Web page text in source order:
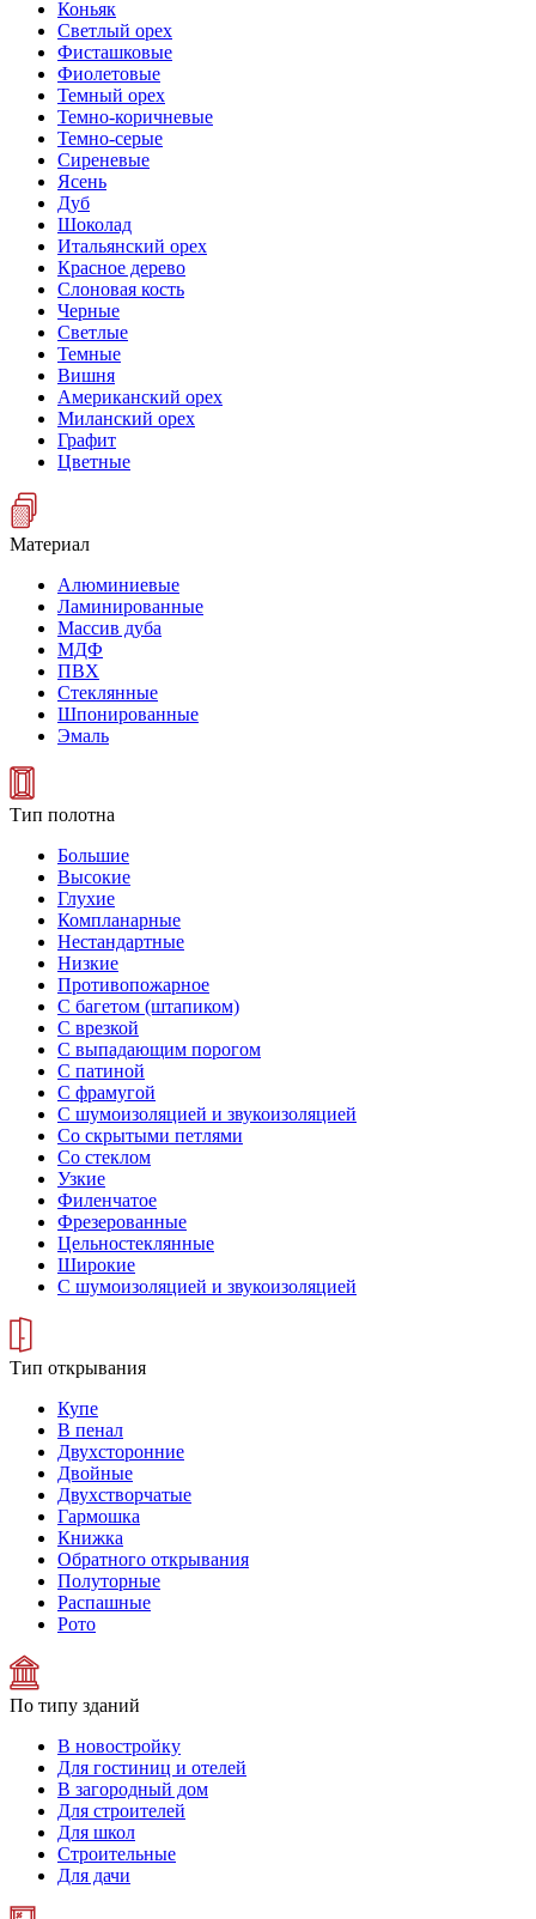
Коньяк
Светлый орех
Фисташковые
Фиолетовые
Темный орех
Темно-коричневые
Темно-серые
Сиреневые
Ясень
Дуб
Шоколад
Итальянский орех
Красное дерево
Слоновая кость
Черные
Светлые
Темные
Вишня
Американский орех
Миланский орех
Графит
Цветные
Материал
Алюминиевые
Ламинированные
Массив дуба
МДФ
ПВХ
Стеклянные
Шпонированные
Эмаль
Тип полотна
Большие
Высокие
Глухие
Компланарные
Нестандартные
Низкие
Противопожарное
С багетом (штапиком)
С врезкой
С выпадающим порогом
С патиной
С фрамугой
С шумоизоляцией и звукоизоляцией
Со скрытыми петлями
Со стеклом
Узкие
Филенчатое
Фрезерованные
Цельностеклянные
Широкие
С шумоизоляцией и звукоизоляцией
Тип открывания
Купе
В пенал
Двухсторонние
Двойные
Двухстворчатые
Гармошка
Книжка
Обратного открывания
Полуторные
Распашные
Рото
По типу зданий
В новостройку
Для гостиниц и отелей
В загородный дом
Для строителей
Для школ
Строительные
Для дачи